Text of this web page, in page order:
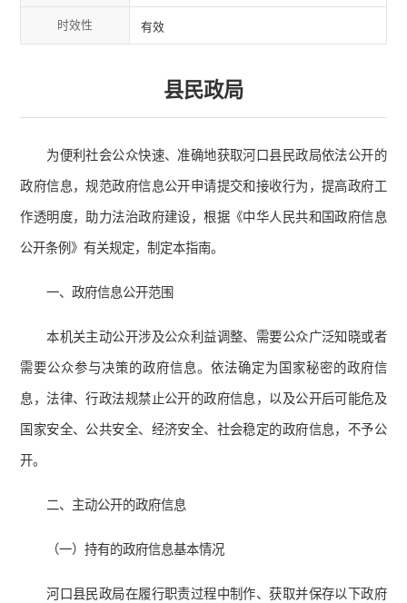
时效性 有效
县民政局
为便利社会公众快速、准确地获取河口县民政局依法公开的
政府信息，规范政府信息公开申请提交和接收行为，提高政府工
作透明度，助力法治政府建设，根据《中华人民共和国政府信息
公开条例》有关规定，制定本指南。
一、政府信息公开范围
本机关主动公开涉及公众利益调整、需要公众广泛知晓或者
需要公众参与决策的政府信息。依法确定为国家秘密的政府信
息，法律、行政法规禁止公开的政府信息，以及公开后可能危及
国家安全、公共安全、经济安全、社会稳定的政府信息，不予公
开。
二、主动公开的政府信息
（一）持有的政府信息基本情况
河口县民政局在履行职责过程中制作、获取并保存以下政府